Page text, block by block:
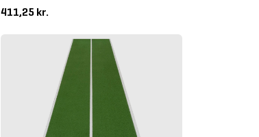
411,25 kr.